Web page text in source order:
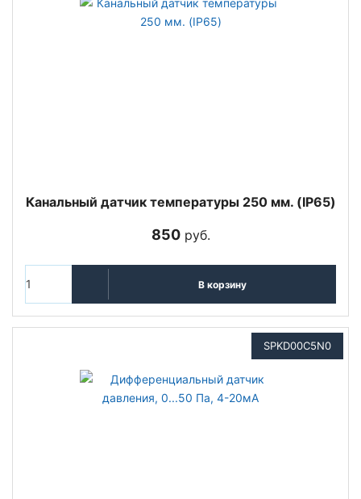
Канальный датчик температуры 250 мм. (IP65)
850руб.
В корзину
SPKD00C5N0